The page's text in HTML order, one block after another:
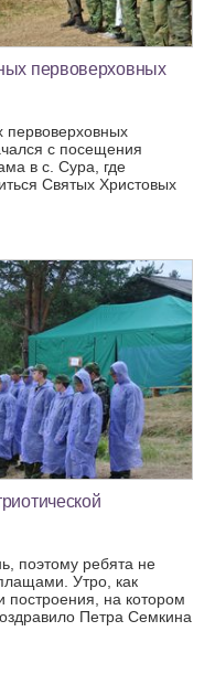
первоверховных
первоверховных
с посещения
в с. Сура, где
Святых Христовых
поэтому ребята не
Утро, как
построения, на котором
Петра Семкина